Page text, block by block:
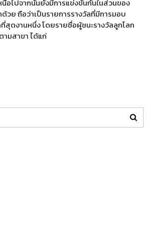
นือไปจากนั้นยังมีการแข่งขันกันในส่วนของ
วย ถือว่าเป็นรายการรางวัลที่มีการมอบ
สุดงานหนึ่ง โดยรายชื่อผู้ชนะรางวัลลูกโลก
ามสาขา ได้แก่